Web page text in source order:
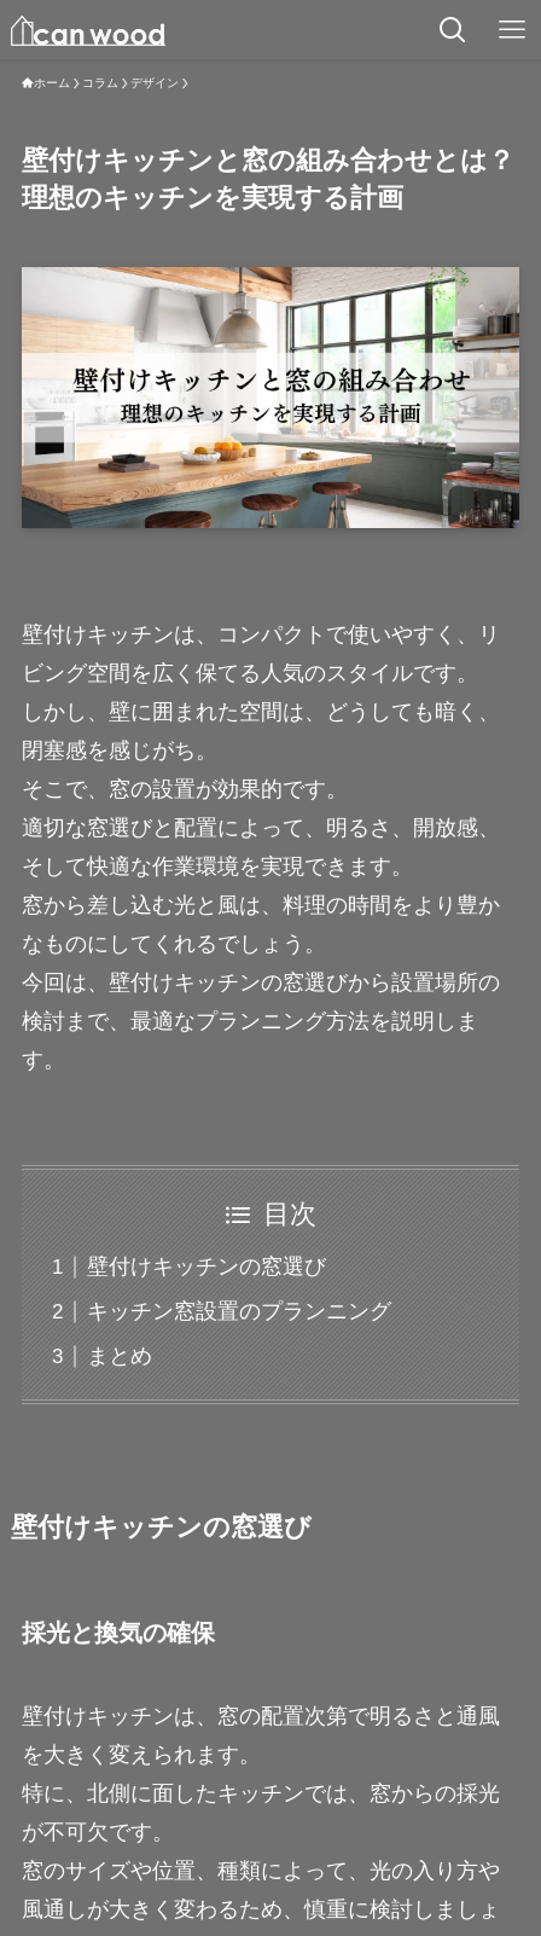
ホーム コラム デザイン
壁付けキッチンと窓の組み合わせとは？
理想のキッチンを実現する計画
壁付けキッチンは、コンパクトで使いやすく、リ
ビング空間を広く保てる人気のスタイルです。
しかし、壁に囲まれた空間は、どうしても暗く、
閉塞感を感じがち。
そこで、窓の設置が効果的です。
適切な窓選びと配置によって、明るさ、開放感、
そして快適な作業環境を実現できます。
窓から差し込む光と風は、料理の時間をより豊か
なものにしてくれるでしょう。
今回は、壁付けキッチンの窓選びから設置場所の
検討まで、最適なプランニング方法を説明しま
す。
目次
壁付けキッチンの窓選び
キッチン窓設置のプランニング
まとめ
壁付けキッチンの窓選び
採光と換気の確保
壁付けキッチンは、窓の配置次第で明るさと通風
を大きく変えられます。
特に、北側に面したキッチンでは、窓からの採光
が不可欠です。
窓のサイズや位置、種類によって、光の入り方や
風通しが大きく変わるため、慎重に検討しましょ